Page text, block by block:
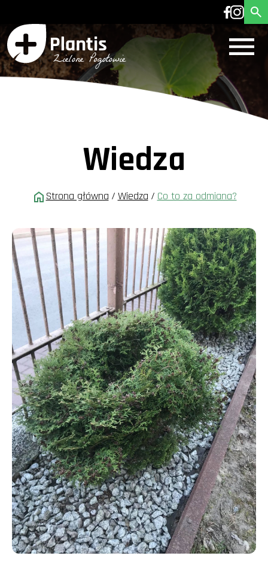
Wiedza
Strona główna / Wiedza / Co to za odmiana?